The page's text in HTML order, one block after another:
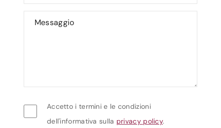
Accetto i termini e le condizioni
dell'informativa sulla privacy policy.